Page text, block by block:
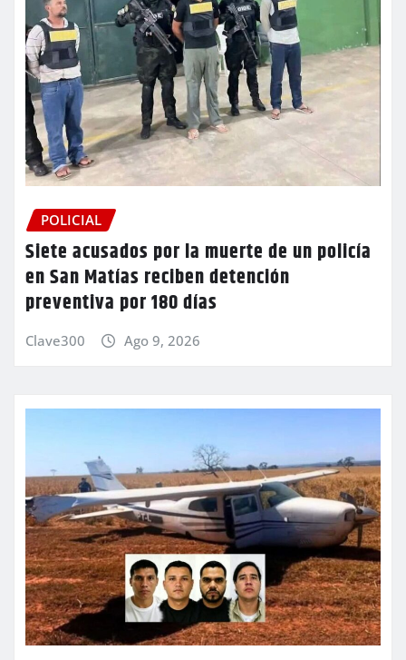
POLICIAL
Siete acusados por la muerte de un policía
en San Matías reciben detención
preventiva por 180 días
Clave300 Ago 9, 2026